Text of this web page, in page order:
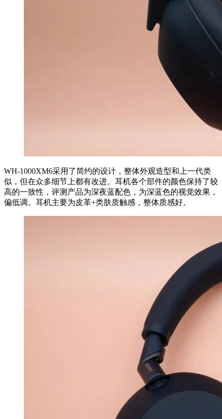
WH-1000XM6采用了简约的设计，整体外观造型和上一代类
似，但在众多细节上都有改进。耳机各个部件的颜色保持了较
高的一致性，评测产品为深夜蓝配色，为深蓝色的视觉效果，
偏低调。耳机主要为皮革+类肤质触感，整体质感好。